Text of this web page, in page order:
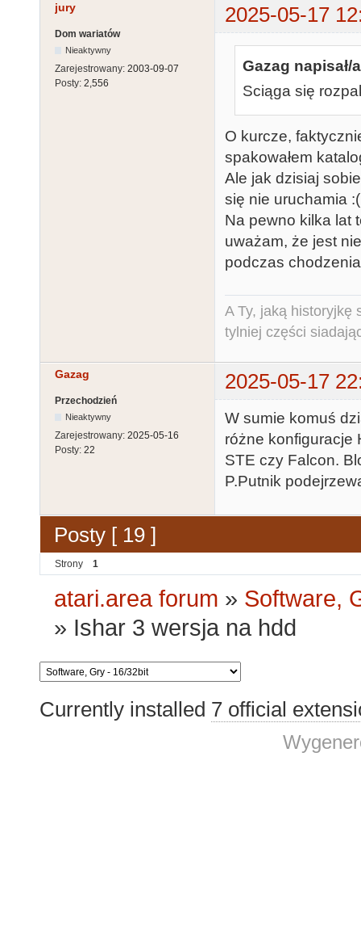
jury 2025-05-17
Dom wariatów
Nieaktywny
Zarejestrowany: 2003-09-07
Posty: 2,556
Gazag napisał/
Sciąga się
O kurcze,
spakowałem
Ale jak dzisiaj
się nie uruchamia :(
Na pewno kilka lat
uważam, że jest
podczas
A Ty, jaką historyjkę
tylniej części
Gazag 2025-05-17
Przechodzień
Nieaktywny
Zarejestrowany: 2025-05-16
Posty: 22
W sumie komuś
różne konfiguracje
STE czy Falcon.
P.Putnik
Posty [ 19 ]
Strony 1
atari.area forum » Software,
» Ishar 3 wersja na hdd
Currently installed 7 official